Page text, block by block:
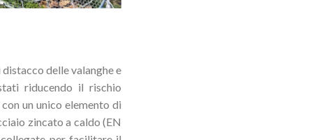
delle valanghe e
riducendo il rischio
un unico elemento di
zincato a caldo (EN